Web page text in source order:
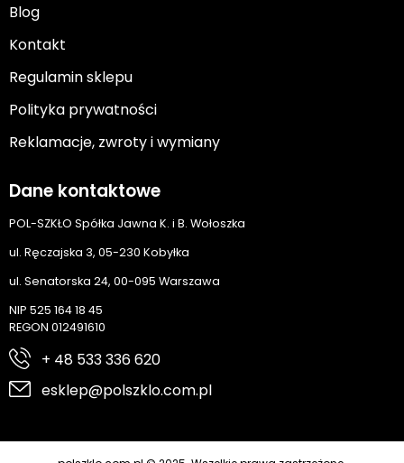
Blog
Kontakt
Regulamin sklepu
Polityka prywatności
Reklamacje, zwroty i wymiany
Dane kontaktowe
POL-SZKŁO Spółka Jawna K. i B. Wołoszka
ul. Ręczajska 3, 05-230 Kobyłka
ul. Senatorska 24, 00-095 Warszawa
NIP 525 164 18 45
REGON 012491610
+ 48 533 336 620
esklep@polszklo.com.pl